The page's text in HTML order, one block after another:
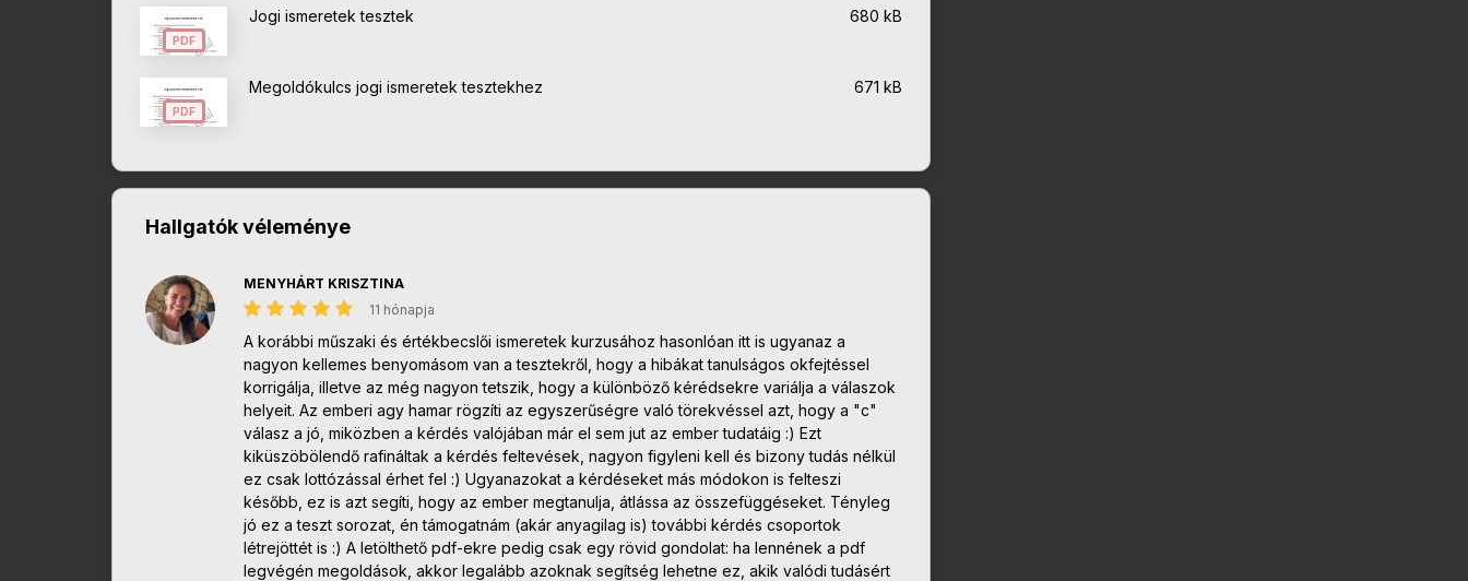
PDF
Jogi ismeretek tesztek 680 kB
PDF
Megoldókulcs jogi ismeretek tesztekhez 671 kB
Hallgatók véleménye
MENYHÁRT KRISZTINA
11 hónapja
A korábbi műszaki és értékbecslői ismeretek kurzusához hasonlóan itt is ugyanaz a
nagyon kellemes benyomásom van a tesztekről, hogy a hibákat tanulságos okfejtéssel
korrigálja, illetve az még nagyon tetszik, hogy a különböző kérédsekre variálja a válaszok
helyeit. Az emberi agy hamar rögzíti az egyszerűségre való törekvéssel azt, hogy a "c"
válasz a jó, miközben a kérdés valójában már el sem jut az ember tudatáig :) Ezt
kiküszöbölendő rafináltak a kérdés feltevések, nagyon figyleni kell és bizony tudás nélkül
ez csak lottózással érhet fel :) Ugyanazokat a kérdéseket más módokon is felteszi
később, ez is azt segíti, hogy az ember megtanulja, átlássa az összefüggéseket. Tényleg
jó ez a teszt sorozat, én támogatnám (akár anyagilag is) további kérdés csoportok
létrejöttét is :) A letölthető pdf-ekre pedig csak egy rövid gondolat: ha lennének a pdf
legvégén megoldások, akkor legalább azoknak segítség lehetne ez, akik valódi tudásért